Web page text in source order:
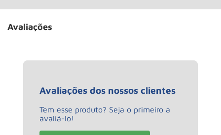
Avaliações
Avaliações dos nossos clientes
Tem esse produto? Seja o primeiro a
avaliá-lo!